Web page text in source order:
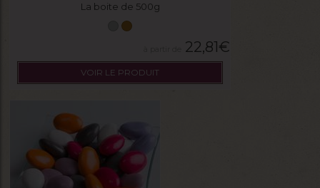
La boite de 500g
22,81€
VOIR LE PRODUIT